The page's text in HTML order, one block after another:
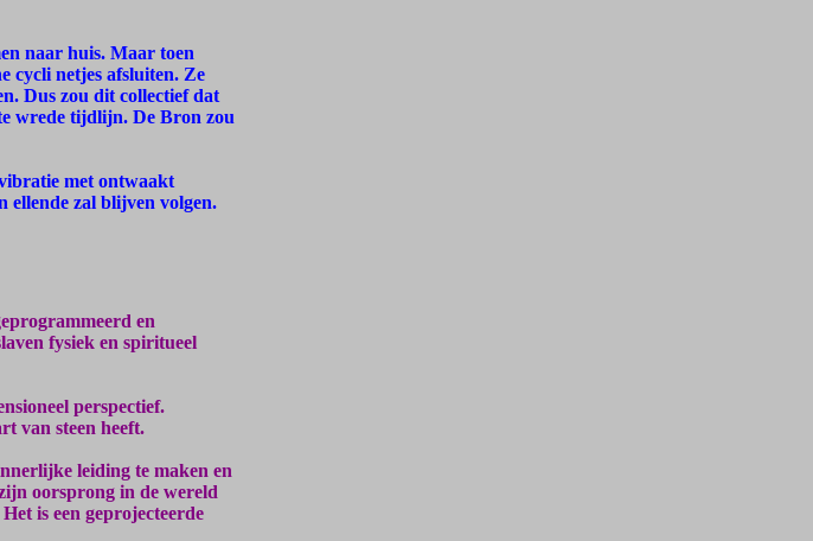
naar huis. Maar toen
cycli netjes afsluiten. Ze
Dus zou dit collectief dat
wrede tijdlijn. De Bron zou
met ontwaakt
ellende zal blijven volgen.
en
fysiek en spiritueel
perspectief.
van steen heeft.
leiding te maken en
oorsprong in de wereld
is een geprojecteerde